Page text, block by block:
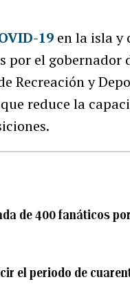
19 en la isla y
por el gobernador
Recreación y
reduce la
de 400 fanáticos
el periodo de